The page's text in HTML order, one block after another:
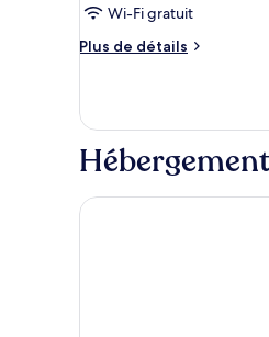
Wi-Fi gratuit
Plus de détails
Plus
le
type
de
Junior
Fairfield By Marriott